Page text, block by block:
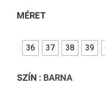
MÉRET
36 37 38 39
SZÍN : BARNA